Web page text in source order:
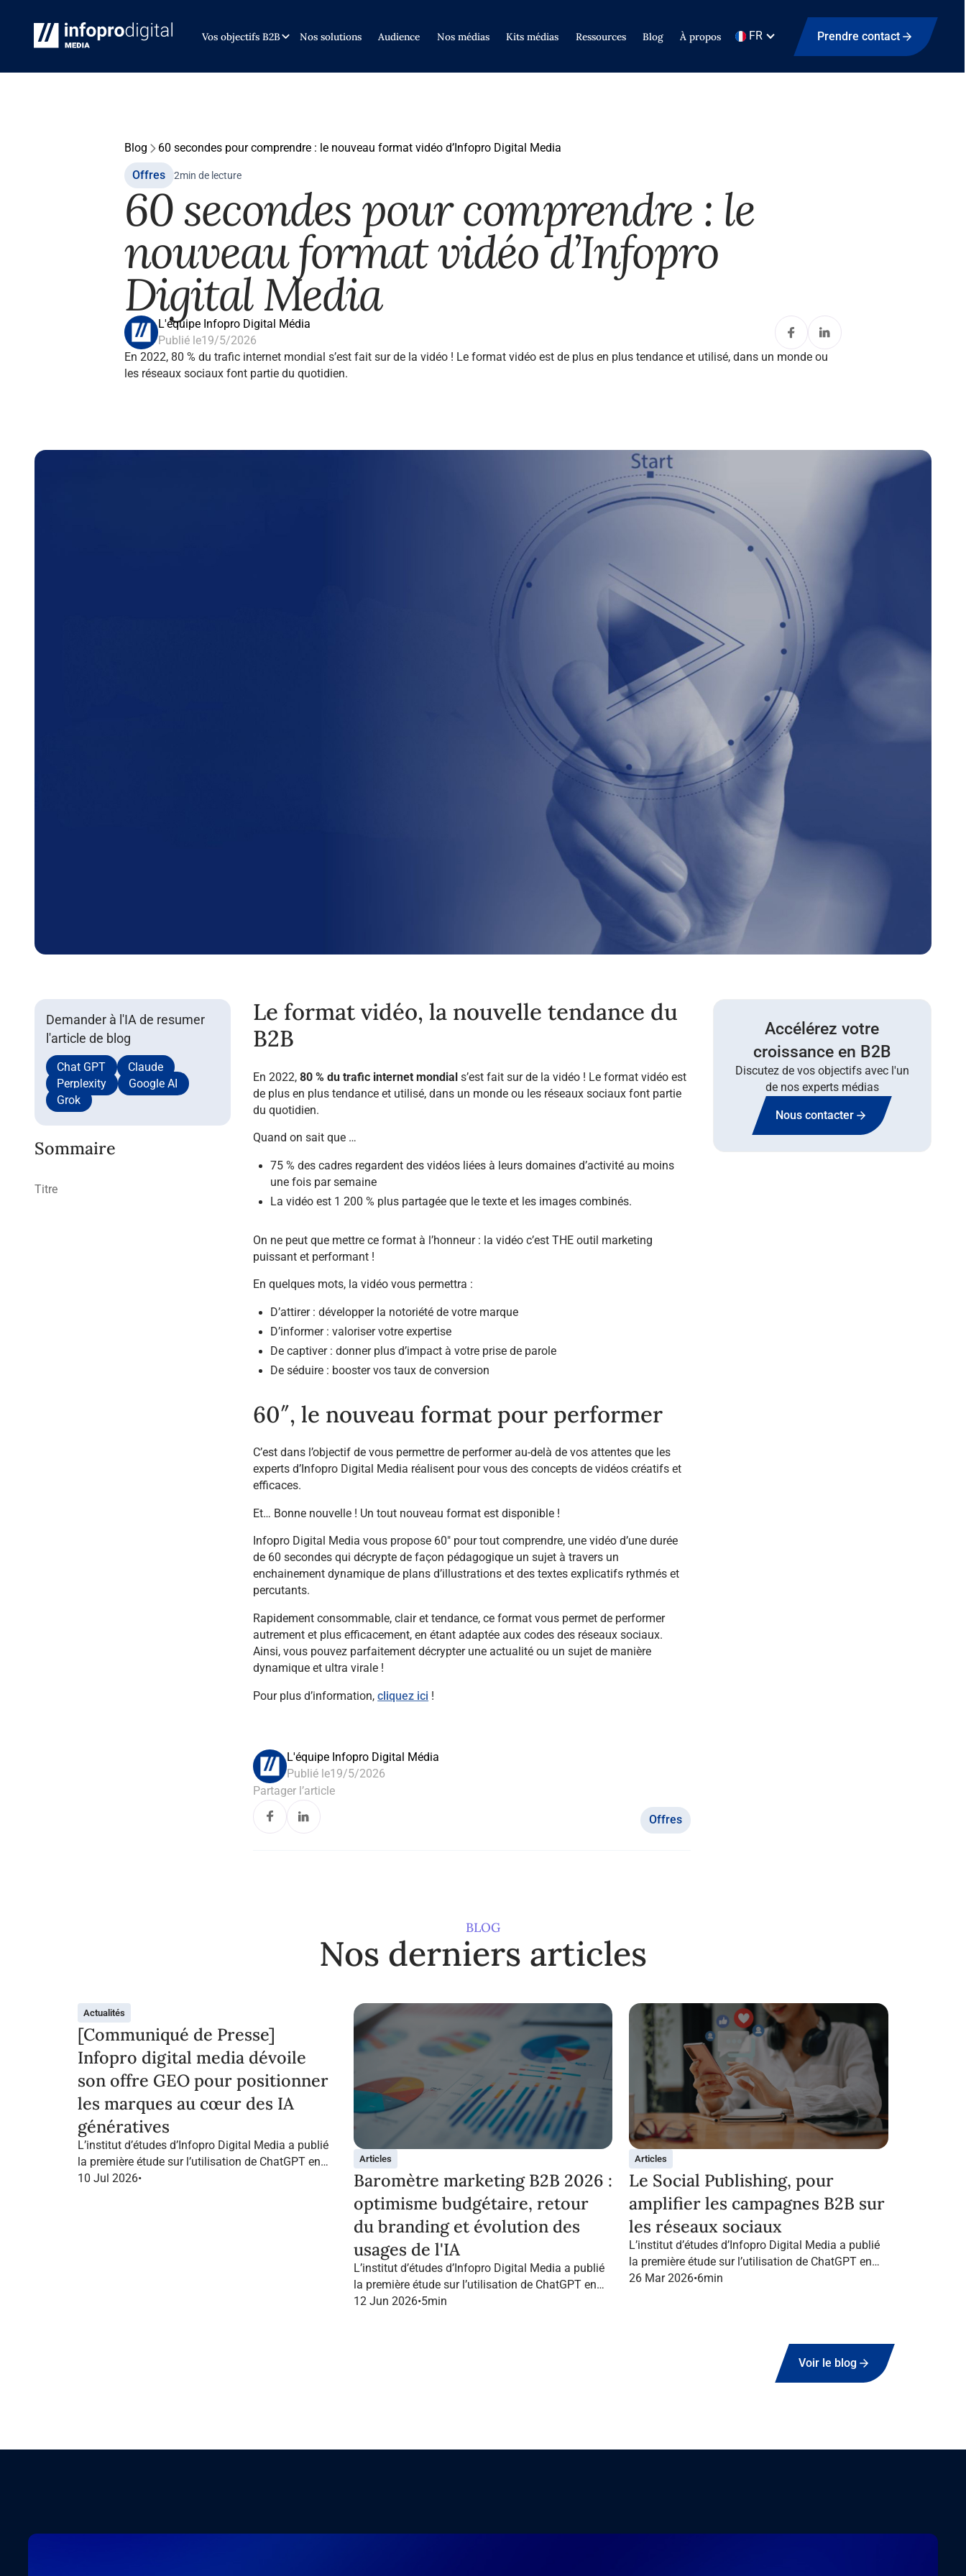
Vos objectifs B2B Nos solutions Audience Nos médias Kits médias Ressources Blog À propos FR Prendre contact
Blog 60 secondes pour comprendre : le nouveau format vidéo d’Infopro Digital Media
Offres 2min de lecture
60 secondes pour comprendre : le
nouveau format vidéo d’Infopro
Digital Media
L'équipe Infopro Digital Média
Publié le19/5/2026
En 2022, 80 % du trafic internet mondial s’est fait sur de la vidéo ! Le format vidéo est de plus en plus tendance et utilisé, dans un monde ou
les réseaux sociaux font partie du quotidien.
Demander à l'IA de resumer
l'article de blog
Chat GPT
Claude
Perplexity
Google AI
Grok
Sommaire
Titre
Le format vidéo, la nouvelle tendance du
B2B
En 2022,80 % du trafic internet mondial s’est fait sur de la vidéo ! Le format vidéo est
de plus en plus tendance et utilisé, dans un monde ou les réseaux sociaux font partie
du quotidien.
Quand on sait que …
75 % des cadres regardent des vidéos liées à leurs domaines d’activité au moins
une fois par semaine
La vidéo est 1 200 % plus partagée que le texte et les images combinés.
On ne peut que mettre ce format à l’honneur : la vidéo c’est THE outil marketing
puissant et performant !
En quelques mots, la vidéo vous permettra :
D’attirer : développer la notoriété de votre marque
D’informer : valoriser votre expertise
De captiver : donner plus d’impact à votre prise de parole
De séduire : booster vos taux de conversion
60″, le nouveau format pour performer
C’est dans l’objectif de vous permettre de performer au-delà de vos attentes que les
experts d’Infopro Digital Media réalisent pour vous des concepts de vidéos créatifs et
efficaces.
Et… Bonne nouvelle ! Un tout nouveau format est disponible !
Infopro Digital Media vous propose 60″ pour tout comprendre, une vidéo d’une durée
de 60 secondes qui décrypte de façon pédagogique un sujet à travers un
enchainement dynamique de plans d’illustrations et des textes explicatifs rythmés et
percutants.
Rapidement consommable, clair et tendance, ce format vous permet de performer
autrement et plus efficacement, en étant adaptée aux codes des réseaux sociaux.
Ainsi, vous pouvez parfaitement décrypter une actualité ou un sujet de manière
dynamique et ultra virale !
Pour plus d’information,cliquez ici !
L'équipe Infopro Digital Média
Publié le19/5/2026
Partager l’article
Offres
Accélérez votre
croissance en B2B
Discutez de vos objectifs avec l'un
de nos experts médias
Nous contacter
BLOG
Nos derniers articles
Actualités
[Communiqué de Presse]
Infopro digital media dévoile
son offre GEO pour positionner
les marques au cœur des IA
génératives
L’institut d’études d’Infopro Digital Media a publié
la première étude sur l’utilisation de ChatGPT en
France dans le marketing B2B.
10 Jul 2026•
Articles
Baromètre marketing B2B 2026 :
optimisme budgétaire, retour
du branding et évolution des
usages de l'IA
L’institut d’études d’Infopro Digital Media a publié
la première étude sur l’utilisation de ChatGPT en
France dans le marketing B2B.
12 Jun 2026•5min
Articles
Le Social Publishing, pour
amplifier les campagnes B2B sur
les réseaux sociaux
L’institut d’études d’Infopro Digital Media a publié
la première étude sur l’utilisation de ChatGPT en
France dans le marketing B2B.
26 Mar 2026•6min
Voir le blog